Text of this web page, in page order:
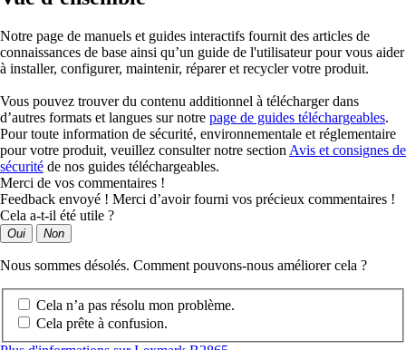
Notre page de manuels et guides interactifs fournit des articles de
connaissances de base ainsi qu’un guide de l'utilisateur pour vous aider
à installer, configurer, maintenir, réparer et recycler votre produit.
Vous pouvez trouver du contenu additionnel à télécharger dans
d’autres formats et langues sur notre page de guides téléchargeables.
Pour toute information de sécurité, environnementale et réglementaire
pour votre produit, veuillez consulter notre section Avis et consignes de
sécurité de nos guides téléchargeables.
Merci de vos commentaires !
Feedback envoyé ! Merci d’avoir fourni vos précieux commentaires !
Cela a-t-il été utile ?
Oui Non
Nous sommes désolés. Comment pouvons-nous améliorer cela ?
Cela n’a pas résolu mon problème.
Cela prête à confusion.